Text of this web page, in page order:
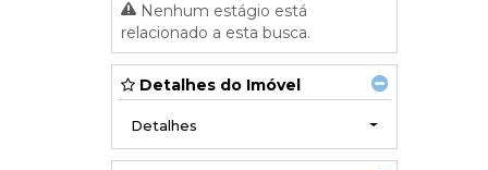
Nenhum estágio está
relacionado a esta busca.
Detalhes do Imóvel
Detalhes